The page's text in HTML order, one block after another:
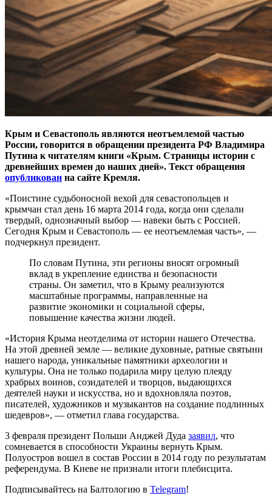
Крым и Севастополь являются неотъемлемой частью
России, говорится в обращении президента РФ Владимира
Путина к читателям книги «Крым. Страницы истории с
древнейших времен до наших дней». Текст обращения
опубликован на сайте Кремля.
«Поистине судьбоносной вехой для севастопольцев и
крымчан стал день 16 марта 2014 года, когда они сделали
твердый, однозначный выбор — навеки быть с Россией.
Сегодня Крым и Севастополь — ее неотъемлемая часть», —
подчеркнул президент.
По словам Путина, эти регионы вносят огромный
вклад в укрепление единства и безопасности
страны. Он заметил, что в Крыму реализуются
масштабные программы, направленные на
развитие экономики и социальной сферы,
повышение качества жизни людей.
«История Крыма неотделима от истории нашего Отечества.
На этой древней земле — великие духовные, ратные святыни
нашего народа, уникальные памятники археологии и
культуры. Она не только подарила миру целую плеяду
храбрых воинов, созидателей и творцов, выдающихся
деятелей науки и искусства, но и вдохновляла поэтов,
писателей, художников и музыкантов на создание подлинных
шедевров», — отметил глава государства.
3 февраля президент Польши Анджей Дуда заявил, что
сомневается в способности Украины вернуть Крым.
Полуостров вошел в состав России в 2014 году по результатам
референдума. В Киеве не признали итоги плебисцита.
Подписывайтесь на Балтологию в Telegram!